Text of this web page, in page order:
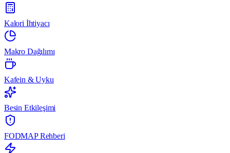
Kalori İhtiyacı
Makro Dağılımı
Kafein & Uyku
Besin Etkileşimi
FODMAP Rehberi